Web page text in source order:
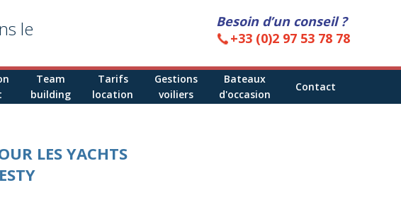
le
Besoin d’un conseil ?
+33 (0)2 97 53 78 78
Team
building
Tarifs
location
Gestions
voiliers
Bateaux
d'occasion
Contact
LES YACHTS